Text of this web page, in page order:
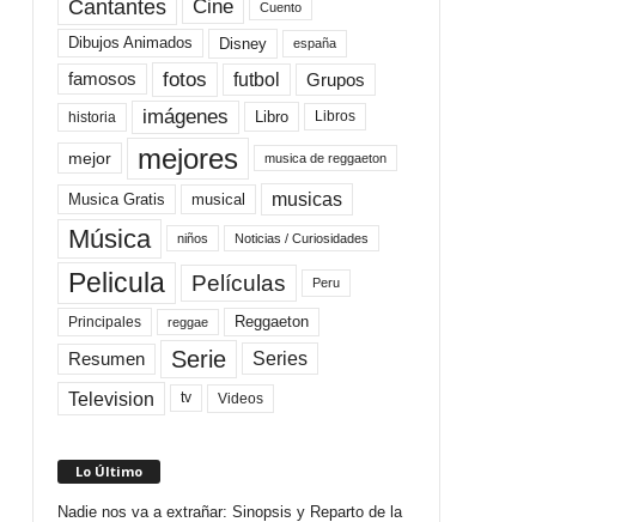
Cantantes Cine Cuento
Dibujos Animados Disney españa
famosos fotos futbol Grupos
historia imágenes Libro Libros
mejor mejores musica de reggaeton
Musica Gratis musical musicas
Música niños Noticias / Curiosidades
Pelicula Películas Peru
Principales reggae Reggaeton
Resumen Serie Series
Television tv Videos
Lo Último
Nadie nos va a extrañar: Sinopsis y Reparto de la